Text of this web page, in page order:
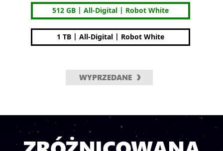
512 GB | All-Digital | Robot White
1 TB | All-Digital | Robot White
WYPRZEDANE